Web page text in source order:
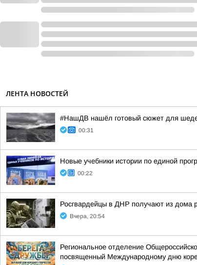
ЛЕНТА НОВОСТЕЙ
#НашДВ нашёл готовый сюжет для
00:31
Новые учебники истории по единой
00:22
Росгвардейцы в ДНР получают из дома
Вчера, 20:54
Региональное отделение
посвященный Международному дню